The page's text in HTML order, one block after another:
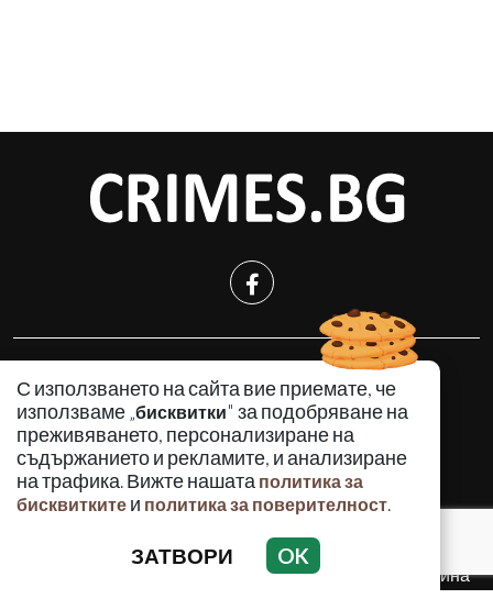
С използването на сайта вие приемате, че
използваме „бисквитки" за подобряване на
преживяването, персонализиране на
съдържанието и рекламите, и анализиране
на трафика. Вижте нашата политика за
бисквитките и политика за поверителност.
ЗАТВОРИ OK
КРИМИНАЛНО
ИНЦИДЕНТИ
АНАЛИЗИ
ПО СВЕТА
ВОДЕЩИ ТЕМИ
Използването и публикуването на част или цялото
съдържание на Crimes.BG без разрешение на Медийна